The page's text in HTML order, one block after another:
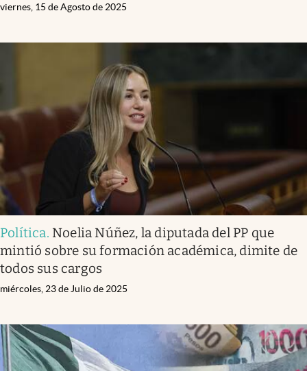
viernes, 15 de Agosto de 2025
Política. Noelia Núñez, la diputada del PP que
mintió sobre su formación académica, dimite de
todos sus cargos
miércoles, 23 de Julio de 2025